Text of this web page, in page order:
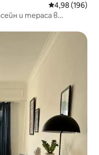
Средна
4,98 (196)
и тераса в